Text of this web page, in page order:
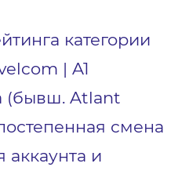
категории
| A1
(бывш. Atlant
смена
аккаунта и